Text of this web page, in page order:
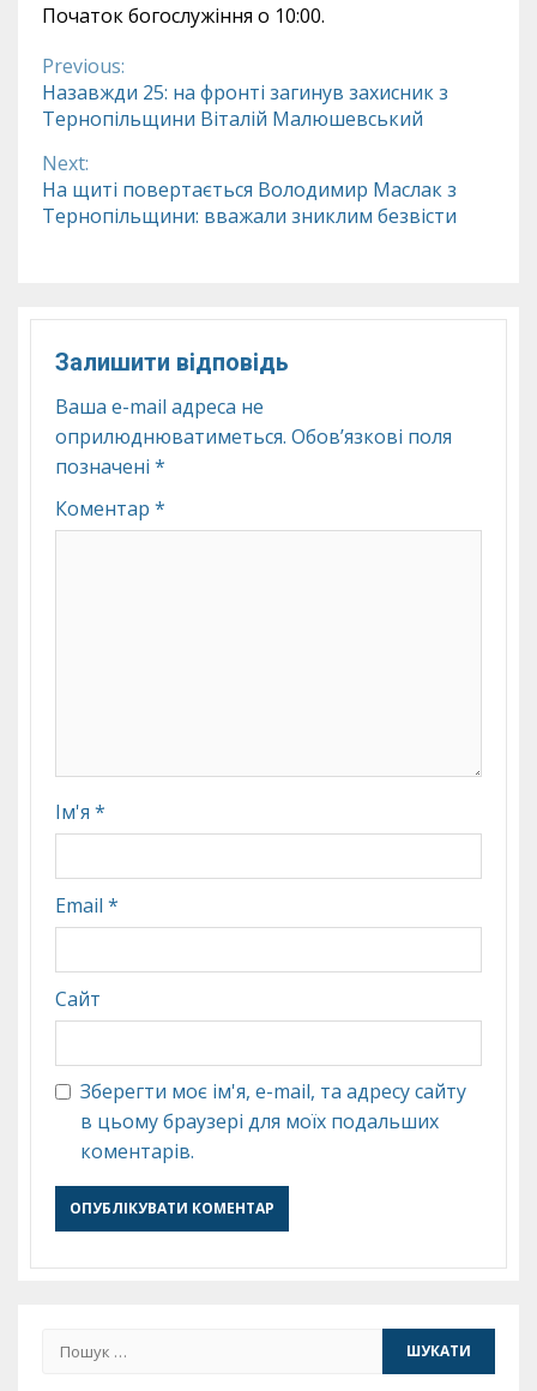
Початок богослужіння о 10:00.
Continue
Reading
Previous:
Назавжди 25: на фронті загинув захисник з
Тернопільщини Віталій Малюшевський
Next:
На щиті повертається Володимир Маслак з
Тернопільщини: вважали зниклим безвісти
Залишити відповідь
Ваша e-mail адреса не
оприлюднюватиметься. Обов’язкові поля
позначені *
Коментар *
Ім'я *
Email *
Сайт
Зберегти моє ім'я, e-mail, та адресу сайту
в цьому браузері для моїх подальших
коментарів.
Пошук: